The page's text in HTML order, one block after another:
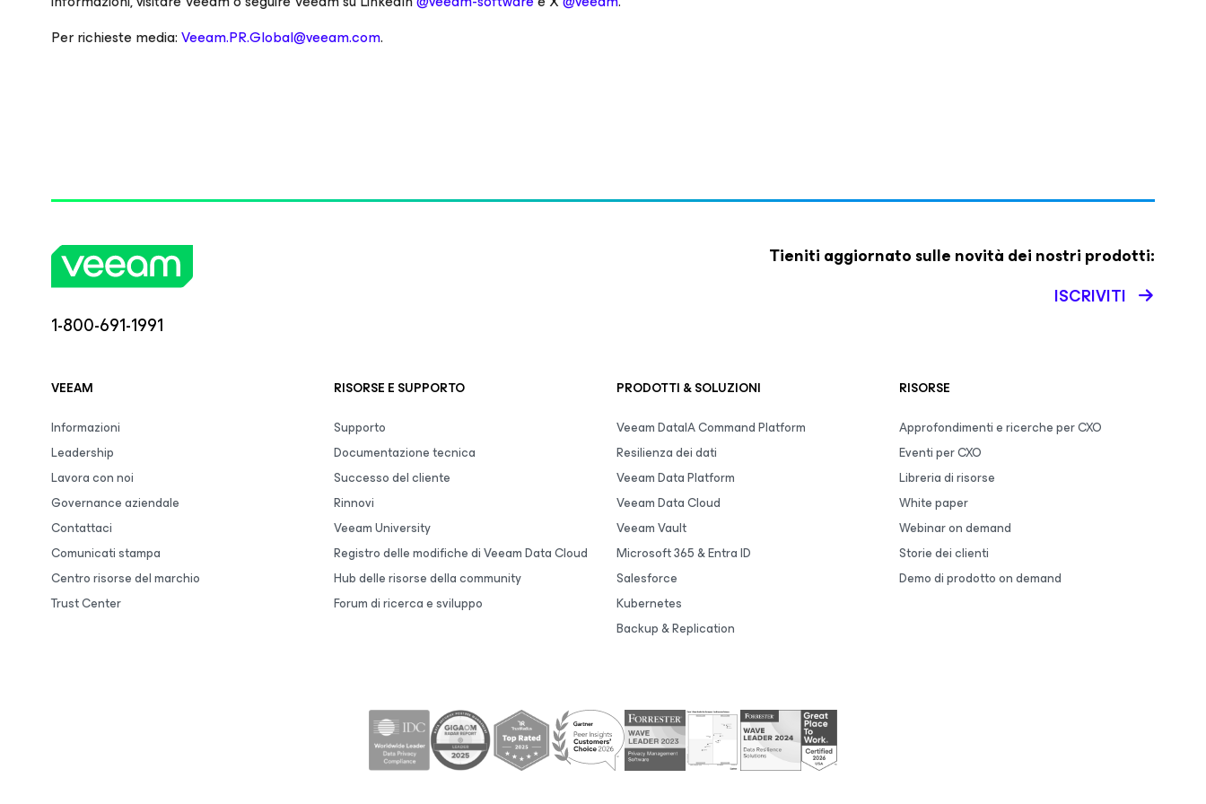
Per richieste media:Veeam.PR.Global@veeam.com.
1-800-691-1991
Tieniti aggiornato sulle novità dei nostri prodotti:
ISCRIVITI
VEEAM
Informazioni
Leadership
Lavora con noi
Governance aziendale
Contattaci
Comunicati stampa
Centro risorse del marchio
Trust Center
RISORSE E SUPPORTO
Supporto
Documentazione tecnica
Successo del cliente
Rinnovi
Veeam University
Registro delle modifiche di Veeam Data Cloud
Hub delle risorse della community
Forum di ricerca e sviluppo
PRODOTTI & SOLUZIONI
Veeam DataIA Command Platform
Resilienza dei dati
Veeam Data Platform
Veeam Data Cloud
Veeam Vault
Microsoft 365 & Entra ID
Salesforce
Kubernetes
Backup & Replication
RISORSE
Approfondimenti e ricerche per CXO
Eventi per CXO
Libreria di risorse
White paper
Webinar on demand
Storie dei clienti
Demo di prodotto on demand